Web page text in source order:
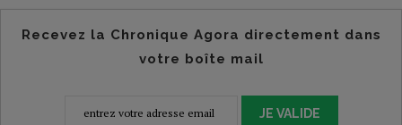
Recevez la Chronique Agora directement dans
votre boîte mail
JE VALIDE